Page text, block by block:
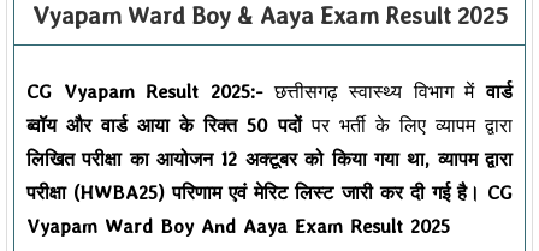
Vyapam Ward Boy & Aaya Exam Result 2025
CG Vyapam Result 2025:-छत्तीसगढ़ स्वास्थ्य विभाग मेंवार्ड
ब्वॉय और वार्ड आया के रिक्त 50 पदोंपर भर्ती के लिए व्यापम द्वारा
लिखित परीक्षा का आयोजन 12 अक्टूबर को किया गया था, व्यापम द्वारा
परीक्षा (HWBA25) परिणाम एवं मेरिट लिस्ट जारी कर दी गई है। CG
Vyapam Ward Boy And Aaya Exam Result 2025